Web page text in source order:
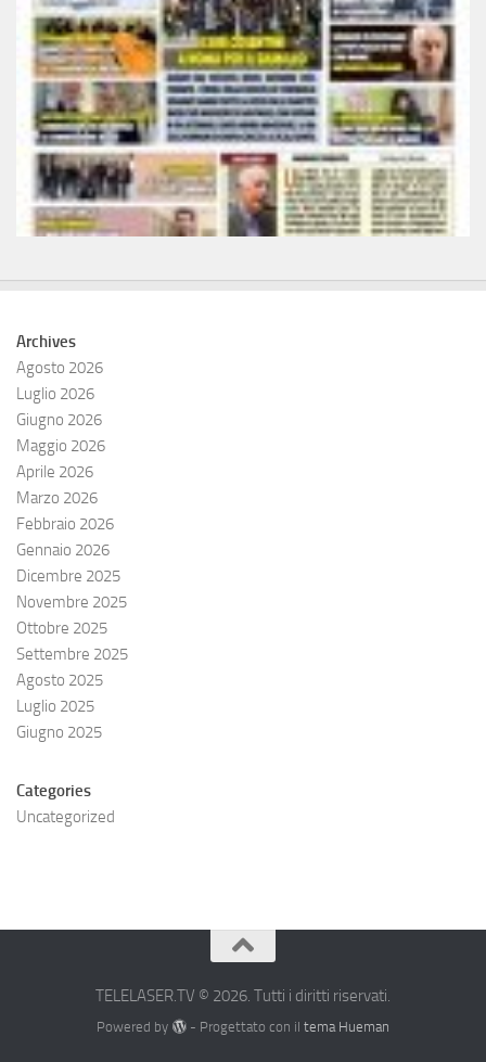
Archives
Agosto 2026
Luglio 2026
Giugno 2026
Maggio 2026
Aprile 2026
Marzo 2026
Febbraio 2026
Gennaio 2026
Dicembre 2025
Novembre 2025
Ottobre 2025
Settembre 2025
Agosto 2025
Luglio 2025
Giugno 2025
Categories
Uncategorized
TELELASER.TV © 2026. Tutti i diritti riservati.
Powered by - Progettato con il tema Hueman